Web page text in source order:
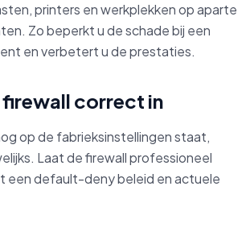
printers en werkplekken op aparte
Zo beperkt u de schade bij een
en verbetert u de prestaties.
firewall correct in
op de fabrieksinstellingen staat,
Laat de firewall professioneel
een default-deny beleid en actuele